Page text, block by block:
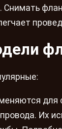
Снимать
для
Их